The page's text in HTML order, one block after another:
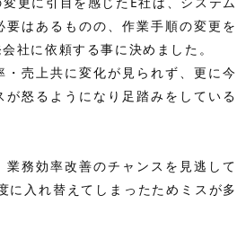
はあるものの、作業手順の変更を
社に依頼する事に決めました。
・売上共に変化が見られず、更に今
が怒るようになり足踏みをしている
業務効率改善のチャンスを見逃して
に入れ替えてしまったためミスが多